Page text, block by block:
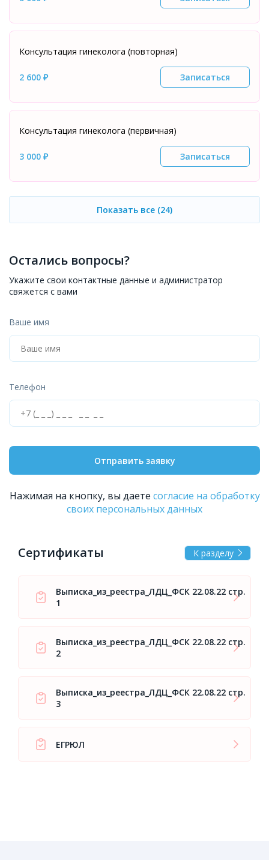
Консультация гинеколога (повторная)
2 600 ₽ Записаться
Консультация гинеколога (первичная)
3 000 ₽ Записаться
Показать все (24)
Остались вопросы?
Укажите свои контактные данные и администратор
свяжется с вами
Ваше имя
Телефон
Отправить заявку
Нажимая на кнопку, вы даете согласие на обработку
своих персональных данных
Сертификаты К разделу
Выписка_из_реестра_ЛДЦ_ФСК 22.08.22 стр.
1
Выписка_из_реестра_ЛДЦ_ФСК 22.08.22 стр.
2
Выписка_из_реестра_ЛДЦ_ФСК 22.08.22 стр.
3
ЕГРЮЛ